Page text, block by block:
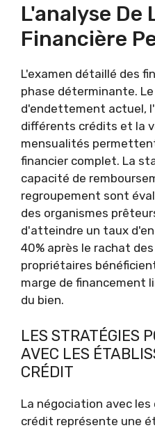
L'analyse De
Financière
L'examen détaillé des
phase déterminante.
d'endettement actuel,
différents crédits et la
mensualités
financier complet. La
capacité de
regroupement sont
des organismes
d'atteindre un taux
40% après le rachat
propriétaires
marge de financement
du bien.
LES STRATÉGIES
AVEC LES
CRÉDIT
La négociation avec
crédit représente une